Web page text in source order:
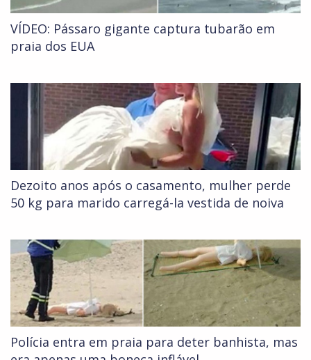
VÍDEO: Pássaro gigante captura tubarão em
praia dos EUA
Dezoito anos após o casamento, mulher perde
50 kg para marido carregá-la vestida de noiva
Polícia entra em praia para deter banhista, mas